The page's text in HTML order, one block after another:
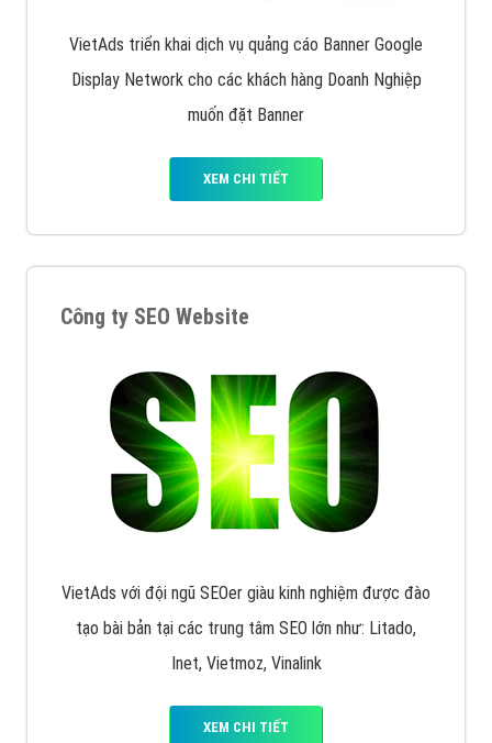
VietAds triển khai dịch vụ quảng cáo Banner Google
Display Network cho các khách hàng Doanh Nghiệp
muốn đặt Banner
XEM CHI TIẾT
Công ty SEO Website
VietAds với đội ngũ SEOer giàu kinh nghiệm được đào
tạo bài bản tại các trung tâm SEO lớn như: Litado,
Inet, Vietmoz, Vinalink
XEM CHI TIẾT